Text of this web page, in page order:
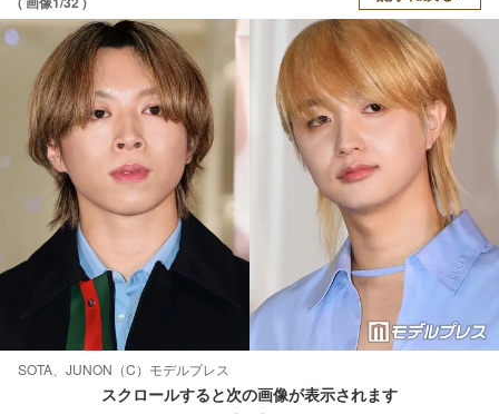
SOTA、JUNON（C）モデルプレス
スクロールすると次の画像が表示されます